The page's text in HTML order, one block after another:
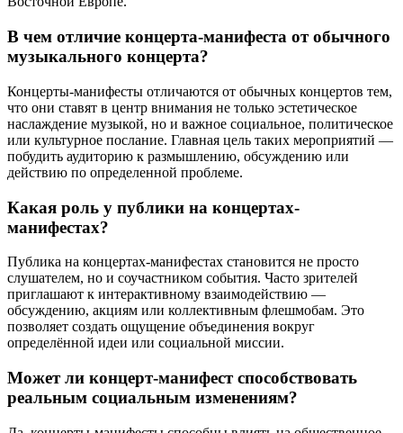
В чем отличие концерта-манифеста от обычного
музыкального концерта?
Концерты-манифесты отличаются от обычных концертов тем,
что они ставят в центр внимания не только эстетическое
наслаждение музыкой, но и важное социальное, политическое
или культурное послание. Главная цель таких мероприятий —
побудить аудиторию к размышлению, обсуждению или
действию по определенной проблеме.
Какая роль у публики на концертах-
манифестах?
Публика на концертах-манифестах становится не просто
слушателем, но и соучастником события. Часто зрителей
приглашают к интерактивному взаимодействию —
обсуждению, акциям или коллективным флешмобам. Это
позволяет создать ощущение объединения вокруг
определённой идеи или социальной миссии.
Может ли концерт-манифест способствовать
реальным социальным изменениям?